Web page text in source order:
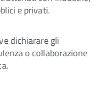
e privati.
dichiarare gli
o collaborazione